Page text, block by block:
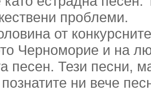
проблеми.
от
Черноморие и на
песен. Тези песни,
ни вече